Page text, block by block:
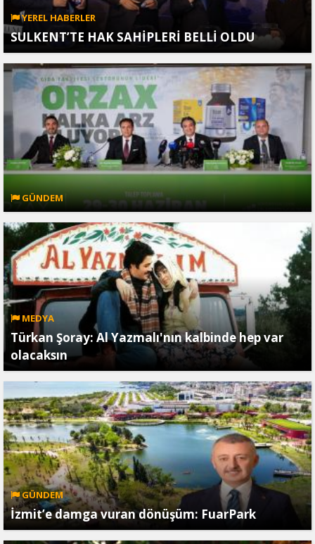
YEREL HABERLER
SULKENT’TE HAK SAHİPLERİ BELLİ OLDU
GÜNDEM
MEDYA
Türkan Şoray: Al Yazmalı'nın kalbinde hep var
olacaksın
GÜNDEM
İzmit’e damga vuran dönüşüm: FuarPark